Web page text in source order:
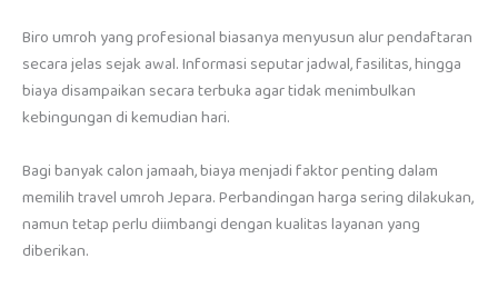
Biro umroh yang profesional biasanya menyusun alur pendaftaran
secara jelas sejak awal. Informasi seputar jadwal, fasilitas, hingga
biaya disampaikan secara terbuka agar tidak menimbulkan
kebingungan di kemudian hari.
Bagi banyak calon jamaah, biaya menjadi faktor penting dalam
memilih travel umroh Jepara. Perbandingan harga sering dilakukan,
namun tetap perlu diimbangi dengan kualitas layanan yang
diberikan.